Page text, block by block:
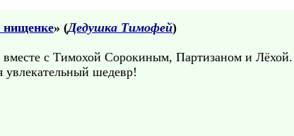
нищенке» (Дедушка Тимофей)
с Тимохой Сорокиным, Партизаном и Лёхой.
увлекательный шедевр!